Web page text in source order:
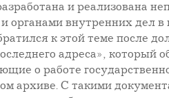
и реализована
органами внутренних дел в
к этой теме после
адреса», который
о работе
архиве. С такими